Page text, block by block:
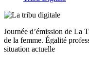
Journée d’émission de La
de la femme. Égalité
situation actuelle